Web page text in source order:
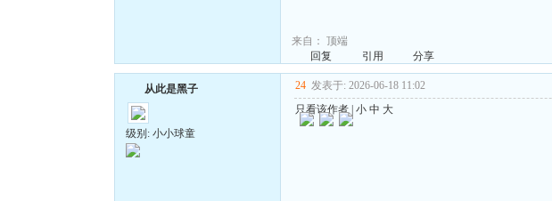
来自： 顶端
回复
引用 分享
从此是黑子
级别: 小小球童
24 发表于: 2026-06-18 11:02
只看该作者| 小 中 大